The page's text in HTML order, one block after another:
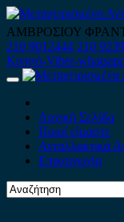
Skip
to
content
ΑΜΒΡΟΣΙΟΥ
210 9012444 210
Κινητό-Viber-
Primary
Αρχική Σελίδα
Ποιοί είμαστε
Ανταλλακτικά
Επικοινωνία